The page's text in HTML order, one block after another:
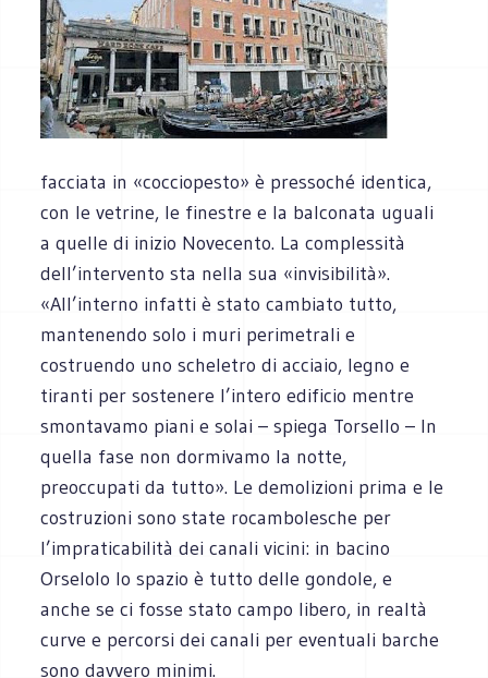
facciata in «cocciopesto» è pressoché identica,
con le vetrine, le finestre e la balconata uguali
a quelle di inizio Novecento. La complessità
dell’intervento sta nella sua «invisibilità».
«All’interno infatti è stato cambiato tutto,
mantenendo solo i muri perimetrali e
costruendo uno scheletro di acciaio, legno e
tiranti per sostenere l’intero edificio mentre
smontavamo piani e solai – spiega Torsello – In
quella fase non dormivamo la notte,
preoccupati da tutto». Le demolizioni prima e le
costruzioni sono state rocambolesche per
l’impraticabilità dei canali vicini: in bacino
Orselolo lo spazio è tutto delle gondole, e
anche se ci fosse stato campo libero, in realtà
curve e percorsi dei canali per eventuali barche
sono davvero minimi.